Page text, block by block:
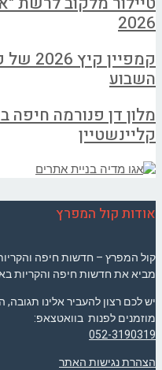
2026
השבוע
מלון דן פנורמה
קליינשטיין
אודות קול המפרץ
קול המפרץ – חדשות חיפה
מביא את חדשות חיפה והקריות
יש לכם רצון להעביר אלינו
מוזמנים לפנות בוואטצאפ:
052-3190319
הצהרת נגישות האתר